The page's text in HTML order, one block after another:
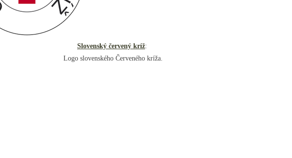
Slovenský červený kríž:
Logo slovenského Červeného kríža.